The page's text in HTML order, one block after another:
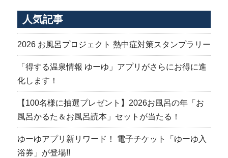
ョ
人気記事
2026 お風呂プロジェクト 熱中症対策スタンプラリー
「得する温泉情報 ゆーゆ」アプリがさらにお得に進
化します！
【100名様に抽選プレゼント】2026お風呂の年「お
風呂かるた＆お風呂読本」セットが当たる！
ゆーゆアプリ新リワード！ 電子チケット「ゆーゆ入
浴券」が登場!!